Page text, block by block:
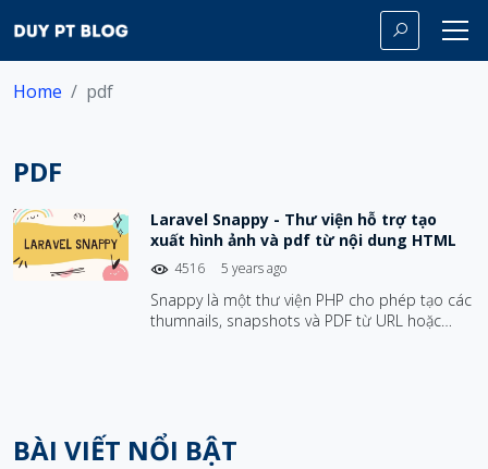
Home pdf
PDF
Laravel Snappy - Thư viện hỗ trợ tạo
xuất hình ảnh và pdf từ nội dung HTML
4516 5 years ago
Snappy là một thư viện PHP cho phép tạo các
thumnails, snapshots và PDF từ URL hoặc
BÀI VIẾT NỔI BẬT